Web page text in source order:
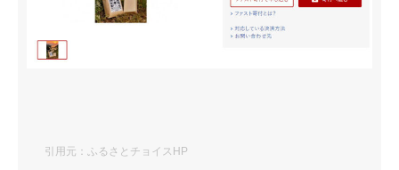
引用元：ふるさとチョイスHP